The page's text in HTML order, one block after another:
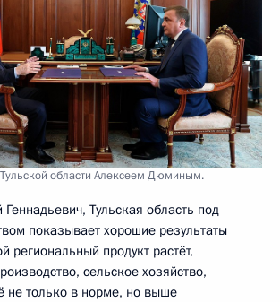
области Алексеем Дюминым.
Геннадьевич, Тульская область под
показывает хорошие результаты
региональный продукт растёт,
сельское хозяйство,
не только в норме, но выше